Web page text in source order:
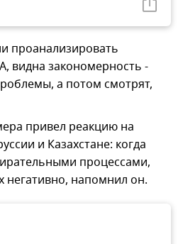
проанализировать
закономерность -
а потом смотрят,
привел реакцию на
и Казахстане: когда
процессами,
негативно, напомнил он.